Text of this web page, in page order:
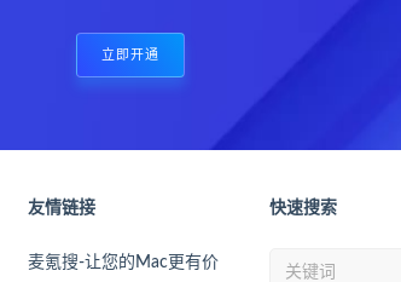
立即开通
友情链接
麦氪搜-让您的Mac更有价
快速搜索